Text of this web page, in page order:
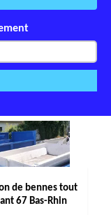
de bennes tout
67 Bas-Rhin